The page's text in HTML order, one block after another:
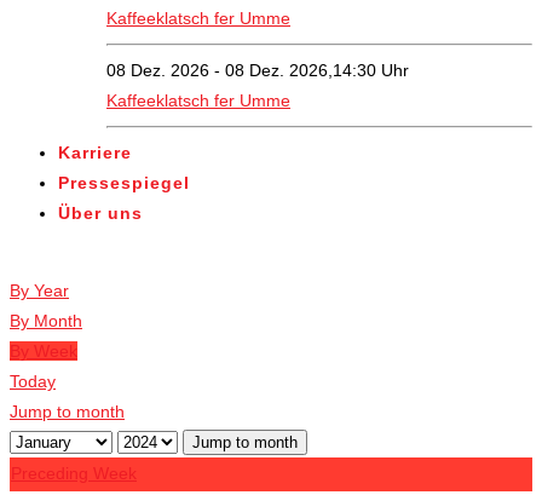
Kaffeeklatsch fer Umme
08 Dez. 2026 - 08 Dez. 2026,14:30 Uhr
Kaffeeklatsch fer Umme
Karriere
Pressespiegel
Über uns
By Year
By Month
By Week
Today
Jump to month
Jump to month
Preceding Week